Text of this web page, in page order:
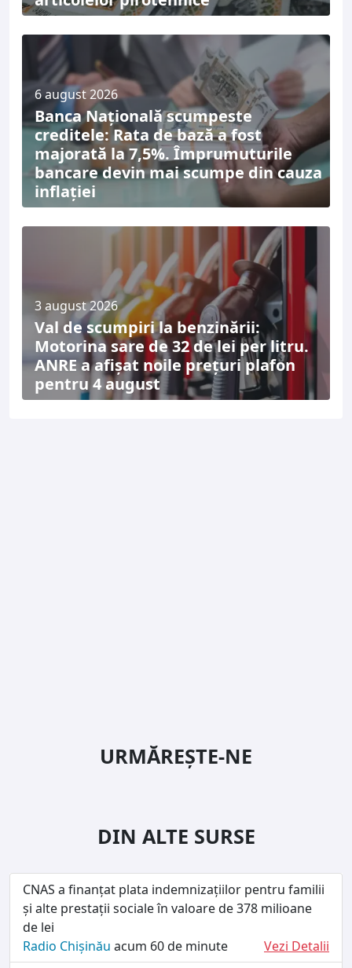
6 august 2026
Banca Națională scumpeste
creditele: Rata de bază a fost
majorată la 7,5%. Împrumuturile
bancare devin mai scumpe din cauza
inflației
3 august 2026
Val de scumpiri la benzinării:
Motorina sare de 32 de lei per litru.
ANRE a afișat noile prețuri plafon
pentru 4 august
URMĂREȘTE-NE
DIN ALTE SURSE
CNAS a finanțat plata indemnizațiilor pentru familii
și alte prestații sociale în valoare de 378 milioane
de lei
Radio Chișinău acum 60 de minute
Vezi Detalii